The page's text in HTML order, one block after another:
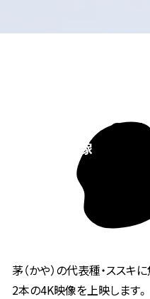
05
映像
茅（かや）の代表種・ススキ
2本の4K映像を上映します。